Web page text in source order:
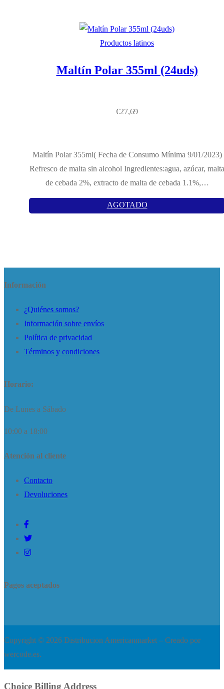
Productos latinos
Maltín Polar 355ml (24uds)
€27,69
Maltín Polar 355ml( Fecha de Consumo Mínima 9/01/2023)
Refresco de malta sin alcohol Ingredientes:agua, azúcar, malta
de cebada 2%, extracto de malta de cebada 1.1%,…
AGOTADO
Información
¿Quiénes somos?
Información sobre envíos
Política de privacidad
Términos y condiciones
Horario:
De Lunes a Sábado
10:00 a 18:00
Atención al cliente
Contacto
Devoluciones
Pagos aceptados
Copyright © 2026 Distribucion Americanmarket – Creado por
wercode.es.
Choice Billing Address